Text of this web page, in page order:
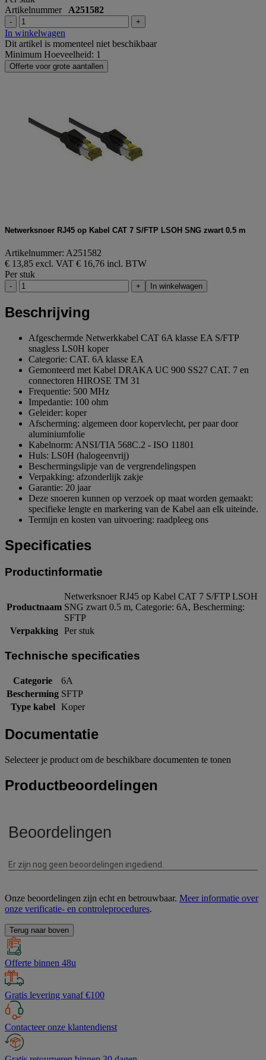
Artikelnummer A251582
- +
In winkelwagen
Dit artikel is momenteel niet beschikbaar
Minimum Hoeveelheid: 1
Offerte voor grote aantallen
Netwerksnoer RJ45 op Kabel CAT 7 S/FTP LSOH SNG zwart 0.5 m
Artikelnummer: A251582
€ 13,85 excl. VAT € 16,76 incl. BTW
Per stuk
- + In winkelwagen
Beschrijving
Afgeschermde Netwerkkabel CAT 6A klasse EA S/FTP
snagless LS0H koper
Categorie: CAT. 6A klasse EA
Gemonteerd met Kabel DRAKA UC 900 SS27 CAT. 7 en
connectoren HIROSE TM 31
Frequentie: 500 MHz
Impedantie: 100 ohm
Geleider: koper
Afscherming: algemeen door kopervlecht, per paar door
aluminiumfolie
Kabelnorm: ANSI/TIA 568C.2 - ISO 11801
Huls: LS0H (halogeenvrij)
Beschermingslipje van de vergrendelingspen
Verpakking: afzonderlijk zakje
Garantie: 20 jaar
Deze snoeren kunnen op verzoek op maat worden gemaakt:
specifieke lengte en markering van de Kabel aan elk uiteinde.
Termijn en kosten van uitvoering: raadpleeg ons
Specificaties
Productinformatie
Productnaam
Netwerksnoer RJ45 op Kabel CAT 7 S/FTP LSOH
SNG zwart 0.5 m, Categorie: 6A, Bescherming:
SFTP
Verpakking Per stuk
Technische specificaties
Categorie
6A
Bescherming SFTP
Type kabel
Koper
Documentatie
Selecteer je product om de beschikbare documenten te tonen
Productbeoordelingen
Onze beoordelingen zijn echt en betrouwbaar. Meer informatie over
onze verificatie- en controleprocedures.
Terug naar boven
Offerte binnen 48u
Gratis levering vanaf €100
Contacteer onze klantendienst